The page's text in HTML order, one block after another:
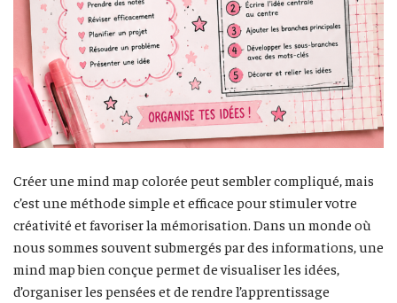
Créer une mind map colorée peut sembler compliqué, mais
c’est une méthode simple et efficace pour stimuler votre
créativité et favoriser la mémorisation. Dans un monde où
nous sommes souvent submergés par des informations, une
mind map bien conçue permet de visualiser les idées,
d’organiser les pensées et de rendre l’apprentissage